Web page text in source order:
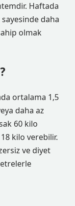
Haftada
daha
olmak
ortalama 1,5
daha az
60 kilo
kilo verebilir.
ve diyet